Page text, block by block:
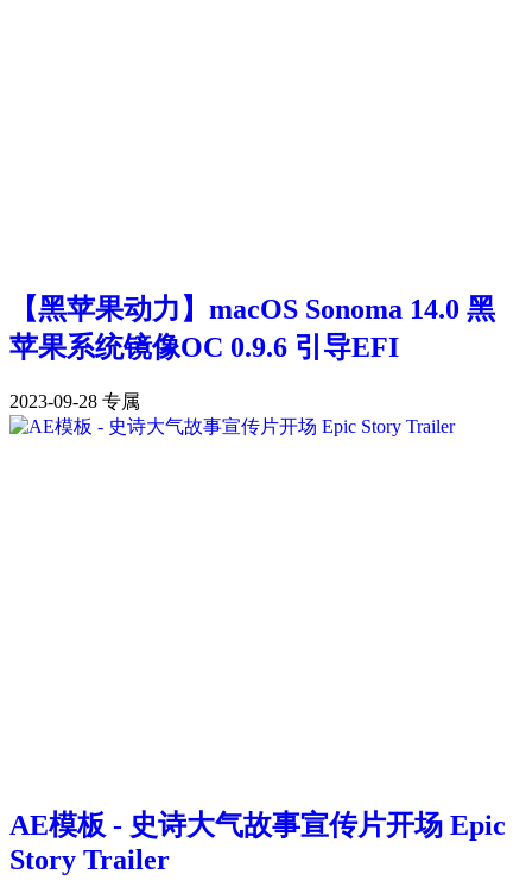
【黑苹果动力】macOS Sonoma 14.0 黑
苹果系统镜像OC 0.9.6 引导EFI
2023-09-28 专属
AE模板 - 史诗大气故事宣传片开场 Epic
Story Trailer